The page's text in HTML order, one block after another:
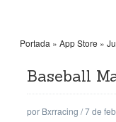
Portada » App Store »
Baseball
por Bxrracing /7 de